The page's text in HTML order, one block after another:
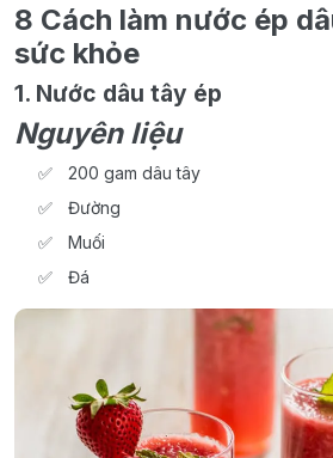
8 Cách làm nước ép
sức khỏe
1. Nước dâu tây ép
Nguyên liệu
200 gam dâu tây
Đường
Muối
Đá